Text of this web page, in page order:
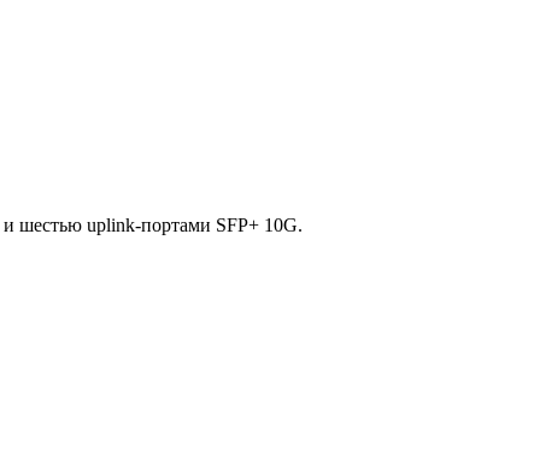
шестью uplink-портами SFP+ 10G.